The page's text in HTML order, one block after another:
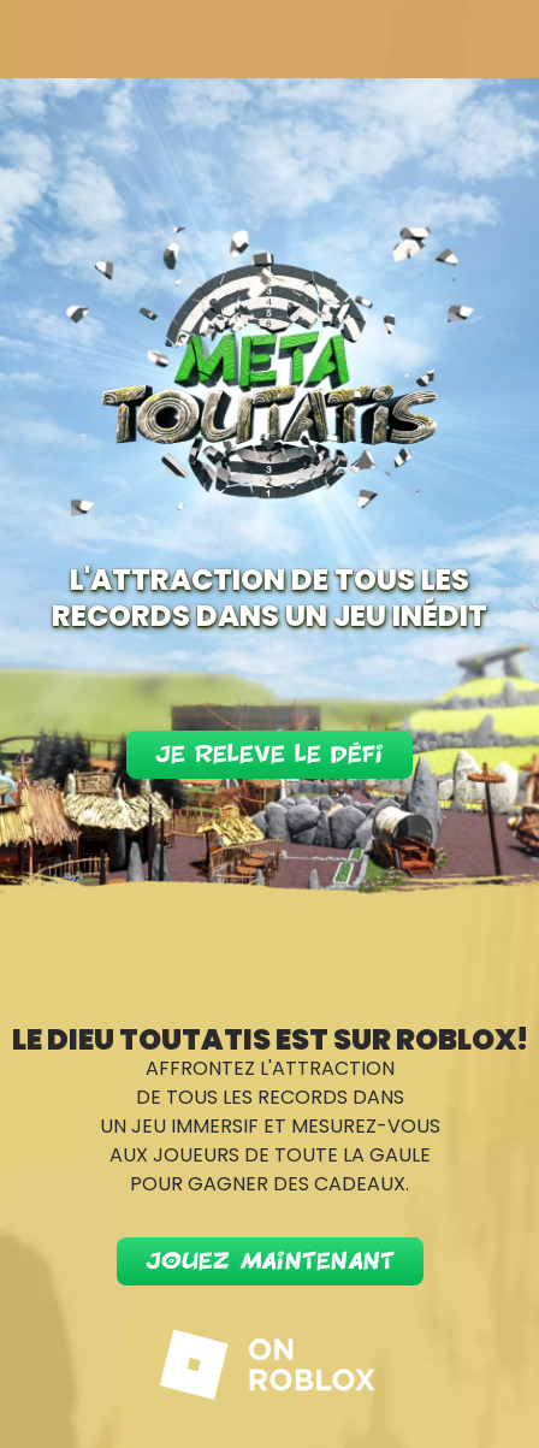
L'ATTRACTION DE TOUS LES
RECORDS DANS UN JEU INÉDIT
je releve le défi
LE DIEU TOUTATIS EST SUR ROBLOX!
AFFRONTEZ L'ATTRACTION
DE TOUS LES RECORDS DANS
UN JEU IMMERSIF ET MESUREZ-VOUS
AUX JOUEURS DE TOUTE LA GAULE
POUR GAGNER DES CADEAUX.
jouez maintenant